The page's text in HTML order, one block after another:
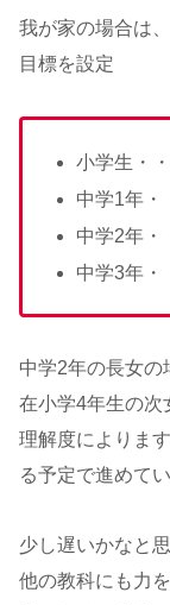
我が家の場合は
目標を設定
小学生・
中学1年・
中学2年・
中学3年・
中学2年の長女
在小学4年生の次
理解度によりま
る予定で進めてい
少し遅いかなと
他の教科にも力